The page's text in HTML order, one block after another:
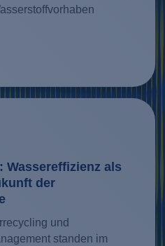
Wassereffizienz als
der
und
standen im